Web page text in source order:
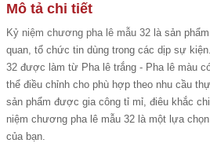
Mô tả chi tiết
Kỷ niệm chương pha lê mẫu 32 là sản
quan, tổ chức tin dùng trong các dịp sự kiện.
32 được làm từ Pha lê trắng - Pha lê màu
thể điều chỉnh cho phù hợp theo nhu cầu
sản phẩm được gia công tỉ mỉ, điêu khắc
niệm chương pha lê mẫu 32 là một lựa
của bạn.